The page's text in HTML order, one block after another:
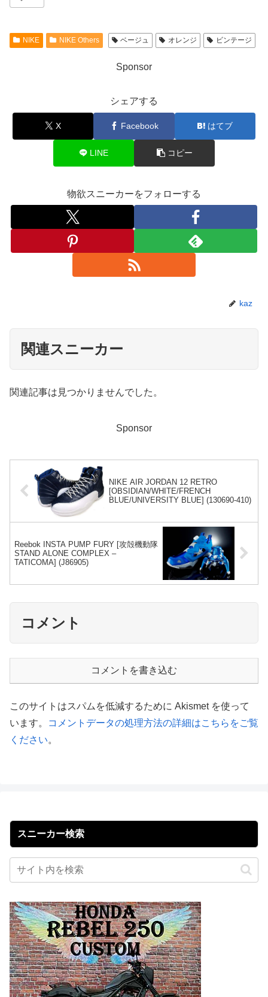
NIKE NIKE Others ベージュ オレンジ ビンテージ
Sponsor
シェアする
X Facebook はてブ
LINE コピー
物欲スニーカーをフォローする
kaz
関連スニーカー
関連記事は見つかりませんでした。
Sponsor
NIKE AIR JORDAN 12 RETRO
[OBSIDIAN/WHITE/FRENCH
BLUE/UNIVERSITY BLUE] (130690-410)
Reebok INSTA PUMP FURY [攻殻機動隊
STAND ALONE COMPLEX –
TATICOMA] (J86905)
コメント
コメントを書き込む
このサイトはスパムを低減するために Akismet を使って
います。
コメントデータの処理方法の詳細はこちらをご覧
ください。
スニーカー検索